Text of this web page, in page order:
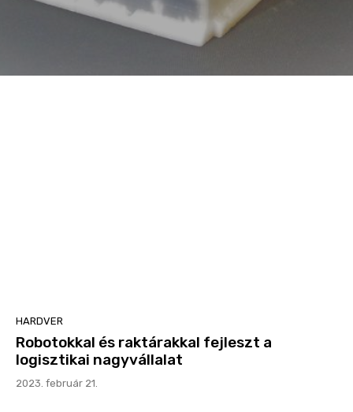
HARDVER
Robotokkal és raktárakkal fejleszt a
logisztikai nagyvállalat
2023. február 21.